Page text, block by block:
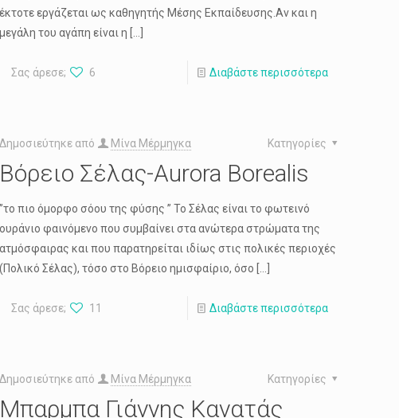
έκτοτε εργάζεται ως καθηγητής Μέσης Εκπαίδευσης.Αν και η
μεγάλη του αγάπη είναι η
Σας άρεσε; 6 Διαβάστε περισσότερα
Δημοσιεύτηκε από Μίνα Μέρμηγκα Κατηγορίες
Βόρειο Σέλας-Aurora Borealis
”το πιο όμορφο σόου της φύσης ” Το Σέλας είναι το φωτεινό
ουράνιο φαινόμενο που συμβαίνει στα ανώτερα στρώματα της
ατμόσφαιρας και που παρατηρείται ιδίως στις πολικές περιοχές
(Πολικό Σέλας), τόσο στο Βόρειο ημισφαίριο, όσο
Σας άρεσε; 11 Διαβάστε περισσότερα
Δημοσιεύτηκε από Μίνα Μέρμηγκα Κατηγορίες
Μπαρμπα Γιάννης Κανατάς